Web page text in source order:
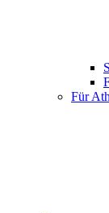
Für